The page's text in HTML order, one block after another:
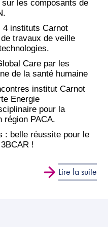
les composants de
4 instituts Carnot
travaux de veille
Care par les
de la santé humaine
institut Carnot
Energie
pour la
région PACA.
: belle réussite pour le
!
Lire la suite